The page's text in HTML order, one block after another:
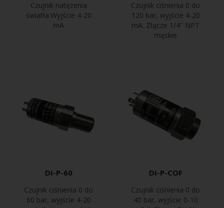
Czujnik natężenia
światła.Wyjście 4-20
mA
Czujnik ciśnienia 0 do
120 bar, wyjście 4-20
mA. Złącze 1/4″ NPT
męskie
DI-P-60
Czujnik ciśnienia 0 do
60 bar, wyjście 4-20
DI-P-COF
Czujnik ciśnienia 0 do
40 bar, wyjście 0-10